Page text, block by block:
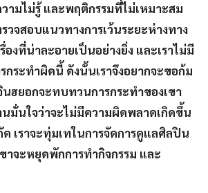
ามไม่รู้ และพฤติกรรมที่ไม่เหมาะสม
วจสอบแนวทางการเว้นระยะห่างทาง
องที่น่าละอายเป็นอย่างยิ่ง และเราไม่มี
กระทำผิดนี้ ดังนั้นเราจึงอยากจะขอก้ม
ฮยอกจะทบทวนการกระทำของเขา
มั่นใจว่าจะไม่มีความผิดพลาดเกิดขึ้น
เราจะทุ่มเทในการจัดการดูแลศิลปิน
ขาจะหยุดพักการทำกิจกรรม และ